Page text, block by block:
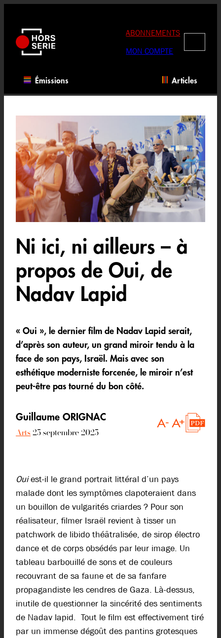
contenu
ABONNEMENTS
MON COMPTE
Émissions Articles
Ni ici, ni ailleurs – à
propos de Oui, de
Nadav Lapid
« Oui », le dernier film de Nadav Lapid serait,
d’après son auteur, un grand miroir tendu à la
face de son pays, Israël. Mais avec son
esthétique moderniste forcenée, le miroir n’est
peut-être pas tourné du bon côté.
Guillaume ORIGNAC
Arts 25 septembre 2025
Ouiest-il le grand portrait littéral d’un pays
malade dont les symptômes clapoteraient dans
un bouillon de vulgarités criardes ? Pour son
réalisateur, filmer Israël revient à tisser un
patchwork de libido théâtralisée, de sirop électro
dance et de corps obsédés par leur image. Un
tableau barbouillé de sons et de couleurs
recouvrant de sa faune et de sa fanfare
propagandiste les cendres de Gaza. Là-dessus,
inutile de questionner la sincérité des sentiments
de Nadav lapid. Tout le film est effectivement tiré
par un immense dégoût des pantins grotesques